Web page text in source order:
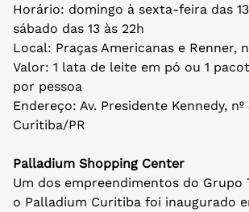
Horário: domingo à sexta-feira das 13
sábado das 13 às 22h
Local: Praças Americanas e Renner,
Valor: 1 lata de leite em pó ou 1
por pessoa
Endereço: Av. Presidente Kennedy, nº
Curitiba/PR
Palladium Shopping Center
Um dos empreendimentos do Grupo
o Palladium Curitiba foi inaugurado